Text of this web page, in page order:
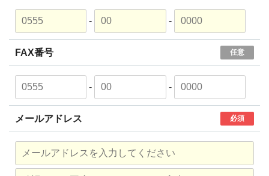
- -
FAX番号 任意
- -
メールアドレス 必須